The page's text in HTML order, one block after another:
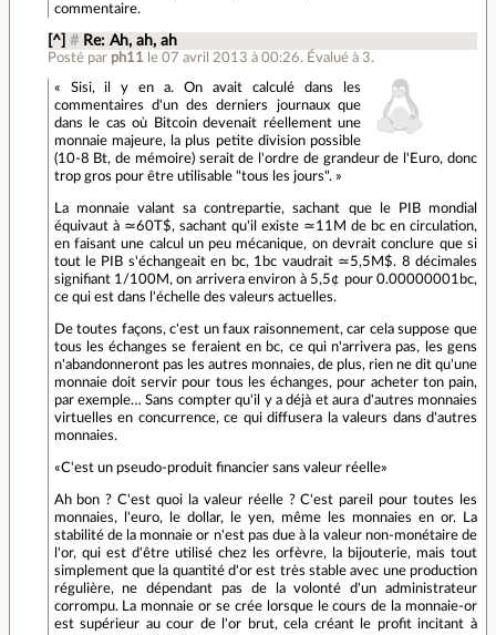
commentaire.
[^] # Re: Ah, ah, ah
Posté par ph11 le 07 avril 2013 à 00:26. Évalué à 3.
« Sisi, il y en a. On avait calculé dans les
commentaires d'un des derniers journaux que
dans le cas où Bitcoin devenait réellement une
monnaie majeure, la plus petite division possible
(10-8 Bt, de mémoire) serait de l'ordre de grandeur de l'Euro, donc
trop gros pour être utilisable "tous les jours". »
La monnaie valant sa contrepartie, sachant que le PIB mondial
équivaut à ≃60T$, sachant qu'il existe ≃11M de bc en circulation,
en faisant une calcul un peu mécanique, on devrait conclure que si
tout le PIB s'échangeait en bc, 1bc vaudrait ≃5,5M$. 8 décimales
signifiant 1/100M, on arrivera environ à 5,5¢ pour 0.00000001bc,
ce qui est dans l'échelle des valeurs actuelles.
De toutes façons, c'est un faux raisonnement, car cela suppose que
tous les échanges se feraient en bc, ce qui n'arrivera pas, les gens
n'abandonneront pas les autres monnaies, de plus, rien ne dit qu'une
monnaie doit servir pour tous les échanges, pour acheter ton pain,
par exemple… Sans compter qu'il y a déjà et aura d'autres monnaies
virtuelles en concurrence, ce qui diffusera la valeurs dans d'autres
monnaies.
«C'est un pseudo-produit financier sans valeur réelle»
Ah bon ? C'est quoi la valeur réelle ? C'est pareil pour toutes les
monnaies, l'euro, le dollar, le yen, même les monnaies en or. La
stabilité de la monnaie or n'est pas due à la valeur non-monétaire de
l'or, qui est d'être utilisé chez les orfèvre, la bijouterie, mais tout
simplement que la quantité d'or est très stable avec une production
régulière, ne dépendant pas de la volonté d'un administrateur
corrompu. La monnaie or se crée lorsque le cours de la monnaie-or
est supérieur au cour de l'or brut, cela créant le profit incitant à